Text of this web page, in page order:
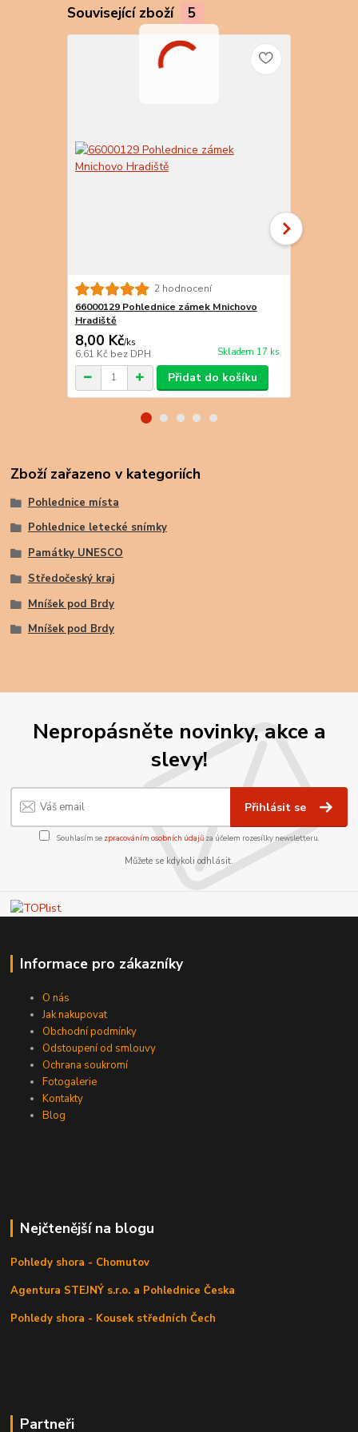
Související zboží 5
2 hodnocení
66000129 Pohlednice zámek Mnichovo
Hradiště
8,00 Kč/ks
6,61 Kč bez DPH Skladem 17 ks
Přidat do košíku
Zboží zařazeno v kategoriích
Pohlednice místa
Pohlednice letecké snímky
Památky UNESCO
Středočeský kraj
Mníšek pod Brdy
Mníšek pod Brdy
Nepropásněte novinky, akce a
slevy!
Přihlásit se
Souhlasím se zpracováním osobních údajůza účelem rozesílky newsletteru.
Můžete se kdykoli odhlásit.
Informace pro zákazníky
O nás
Jak nakupovat
Obchodní podmínky
Odstoupení od smlouvy
Ochrana soukromí
Fotogalerie
Kontakty
Blog
Nejčtenější na blogu
Pohledy shora - Chomutov
Agentura STEJNÝ s.r.o. a Pohlednice Česka
Pohledy shora - Kousek středních Čech
Partneři